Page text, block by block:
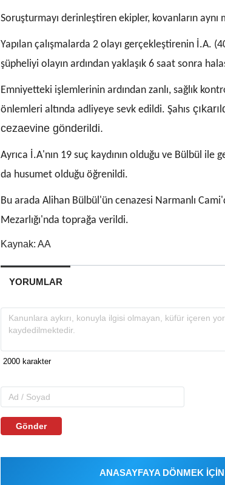
Soruşturmayı derinleştiren ekipler, kovanların
Yapılan çalışmalarda 2 olayı gerçekleştirenin İ.A.
şüpheliyi olayın ardından yaklaşık 6 saat sonra
Emniyetteki işlemlerinin ardından zanlı, sağlık
önlemleri altında adliyeye sevk edildi. Şahıs
cezaevine gönderildi.
Ayrıca İ.A'nın 19 suç kaydının olduğu ve Bülbül ile
da husumet olduğu öğrenildi.
Bu arada Alihan Bülbül'ün cenazesi Narmanlı
Mezarlığı'nda toprağa verildi.
Kaynak: AA
YORUMLAR
Gönder
ANASAYFAYA DÖNMEK